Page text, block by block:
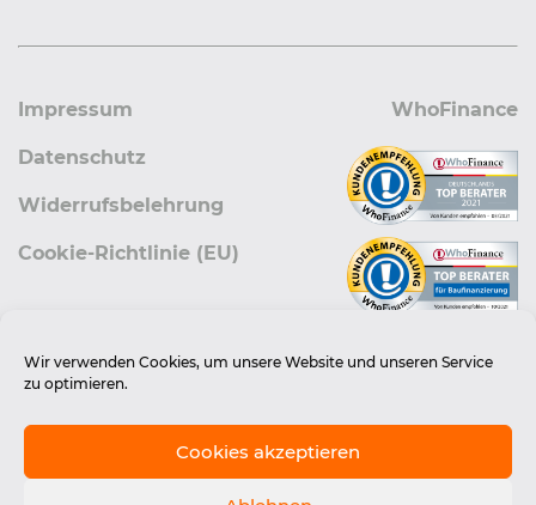
Wir verwenden Cookies, um unsere Website und unseren Service
zu optimieren.
Cookies akzeptieren
Impressum
Datenschutz
Widerrufsbelehrung
Cookie-Richtlinie (EU)
WhoFinance